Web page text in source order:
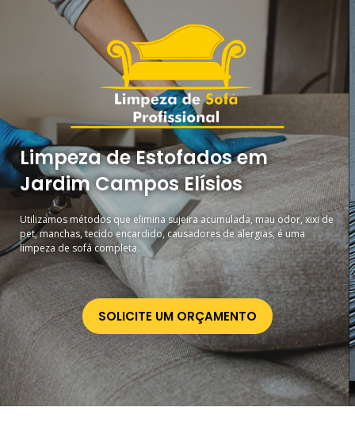
Limpeza de Estofados em
Jardim Campos Elísios
Utilizamos métodos que elimina sujeira acumulada, mau odor, xixi de
pet, manchas, tecido encardido, causadores de alergias, é uma
limpeza de sofá completa.
SOLICITE UM ORÇAMENTO